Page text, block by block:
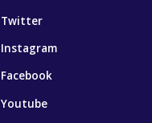
Twitter
Instagram
Facebook
Youtube